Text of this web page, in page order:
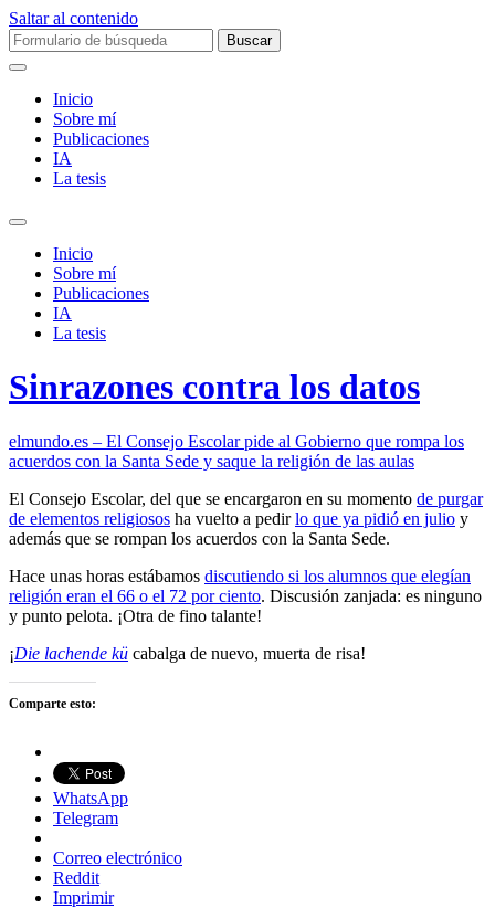
Saltar al contenido
Buscar:
Inicio
Sobre mí­
Publicaciones
IA
La tesis
Alternar
campo
búsqueda
Inicio
Sobre mí­
Publicaciones
IA
La tesis
Sinrazones contra los datos
elmundo.es – El Consejo Escolar pide al Gobierno que rompa los
acuerdos con la Santa Sede y saque la religión de las aulas
El Consejo Escolar, del que se encargaron en su momento de purgar
de elementos religiosos ha vuelto a pedirlo que ya pidió en julio y
además que se rompan los acuerdos con la Santa Sede.
Hace unas horas estábamos discutiendo si los alumnos que elegían
religión eran el 66 o el 72 por ciento. Discusión zanjada: es ninguno
y punto pelota. ¡Otra de fino talante!
¡Die lachende kü cabalga de nuevo, muerta de risa!
Comparte esto:
WhatsApp
Telegram
Correo electrónico
Reddit
Imprimir